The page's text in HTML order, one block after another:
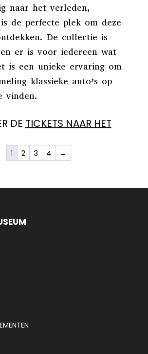
naar het verleden,
de perfecte plek om deze
De collectie is
er is voor iedereen wat
is een unieke ervaring om
klassieke auto’s op
vinden.
DE TICKETS NAAR HET
1 2 3 4 →